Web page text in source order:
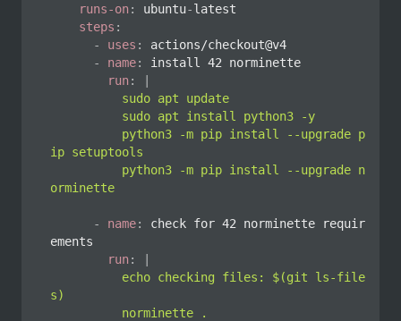
runs-on: ubuntu-latest
steps :
-
uses :
actions/checkout@v4
-
name:
install 42 norminette
run:
ip setuptools
orminette
- name:
check for 42 norminette requir
ements
run:
s)
          norminette .